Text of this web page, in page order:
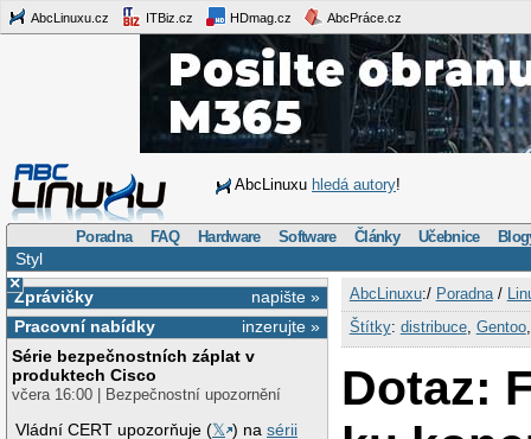
AbcLinuxu.cz ITBiz.cz HDmag.cz AbcPráce.cz
AbcLinuxu hledá autory!
Poradna FAQ Hardware Software Články Učebnice
Styl
×
napište »
Zprávičky
inzerujte »
Pracovní nabídky
Série bezpečnostních záplat v
produktech Cisco
včera 16:00 | Bezpečnostní upozornění
Vládní CERT upozorňuje (𝕏 ) nasérii
AbcLinuxu:/ Poradna/
Štítky: distribuce, Gentoo
Dotaz: